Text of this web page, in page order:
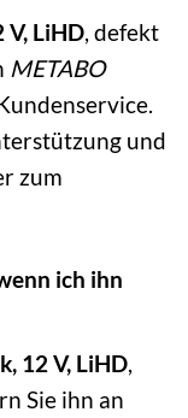
V, LiHD, defekt
METABO
und
zum
ich ihn
12 V, LiHD,
Sie ihn an